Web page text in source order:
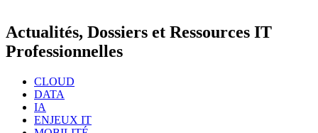
Actualités, Dossiers et Ressources IT
Professionnelles
CLOUD
DATA
IA
ENJEUX IT